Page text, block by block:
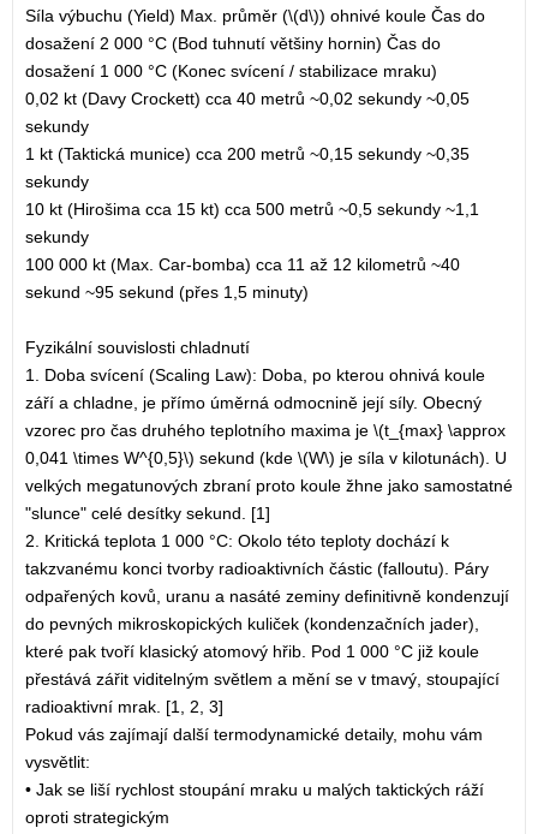
Síla výbuchu (Yield) Max. průměr (\(d\)) ohnivé koule Čas do
dosažení 2 000 °C (Bod tuhnutí většiny hornin) Čas do
dosažení 1 000 °C (Konec svícení / stabilizace mraku)
0,02 kt (Davy Crockett) cca 40 metrů ~0,02 sekundy ~0,05
sekundy
1 kt (Taktická munice) cca 200 metrů ~0,15 sekundy ~0,35
sekundy
10 kt (Hirošima cca 15 kt) cca 500 metrů ~0,5 sekundy ~1,1
sekundy
100 000 kt (Max. Car-bomba) cca 11 až 12 kilometrů ~40
sekund ~95 sekund (přes 1,5 minuty)
Fyzikální souvislosti chladnutí
1. Doba svícení (Scaling Law): Doba, po kterou ohnivá koule
září a chladne, je přímo úměrná odmocnině její síly. Obecný
vzorec pro čas druhého teplotního maxima je \(t_{max} \approx
0,041 \times W^{0,5}\) sekund (kde \(W\) je síla v kilotunách). U
velkých megatunových zbraní proto koule žhne jako samostatné
"slunce" celé desítky sekund. [1]
2. Kritická teplota 1 000 °C: Okolo této teploty dochází k
takzvanému konci tvorby radioaktivních částic (falloutu). Páry
odpařených kovů, uranu a nasáté zeminy definitivně kondenzují
do pevných mikroskopických kuliček (kondenzačních jader),
které pak tvoří klasický atomový hřib. Pod 1 000 °C již koule
přestává zářit viditelným světlem a mění se v tmavý, stoupající
radioaktivní mrak. [1, 2, 3]
Pokud vás zajímají další termodynamické detaily, mohu vám
vysvětlit:
• Jak se liší rychlost stoupání mraku u malých taktických ráží
oproti strategickým